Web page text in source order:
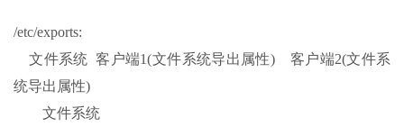
/etc/exports:
文件系统 客户端1(文件系统导出属性) 客户端2(文件系
统导出属性)
文件系统